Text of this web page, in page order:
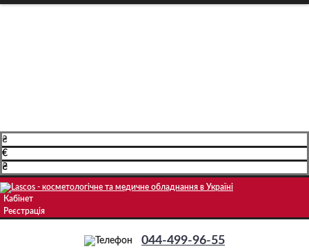
₴
€
₴
Кабінет
Реєстрація
044-499-96-55